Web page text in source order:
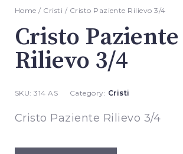
Home / Cristi / Cristo Paziente Rilievo 3/4
Cristo Paziente
Rilievo 3/4
SKU:314 AS Category: Cristi
Cristo Paziente Rilievo 3/4